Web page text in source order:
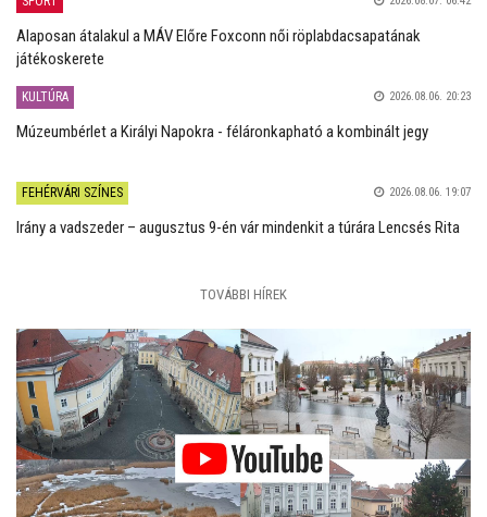
Alaposan átalakul a MÁV Előre Foxconn női röplabdacsapatának
játékoskerete
KULTÚRA 2026.08.06. 20:23
Múzeumbérlet a Királyi Napokra - féláronkapható a kombinált jegy
FEHÉRVÁRI SZÍNES 2026.08.06. 19:07
Irány a vadszeder – augusztus 9-én vár mindenkit a túrára Lencsés Rita
TOVÁBBI HÍREK